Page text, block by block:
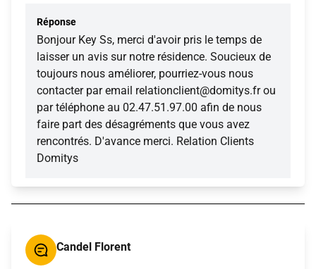
Réponse
Bonjour Key Ss, merci d'avoir pris le temps de
laisser un avis sur notre résidence. Soucieux de
toujours nous améliorer, pourriez-vous nous
contacter par email relationclient@domitys.fr ou
par téléphone au 02.47.51.97.00 afin de nous
faire part des désagréments que vous avez
rencontrés. D'avance merci. Relation Clients
Domitys
Candel Florent